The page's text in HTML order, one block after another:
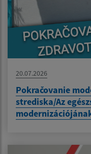
20.07.2026
Pokračovanie
strediska/Az